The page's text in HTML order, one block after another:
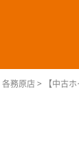
各務原店 > 【中古